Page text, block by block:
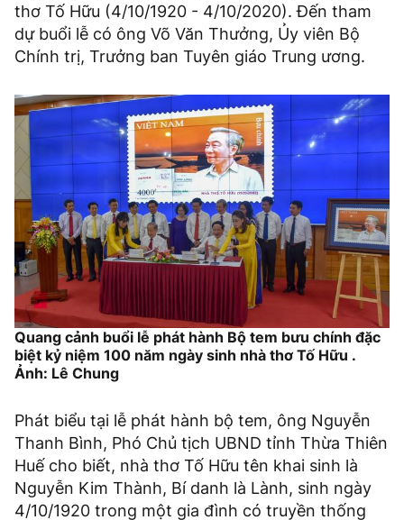
thơ Tố Hữu (4/10/1920 - 4/10/2020). Đến tham
dự buổi lễ có ông Võ Văn Thưởng, Ủy viên Bộ
Chính trị, Trưởng ban Tuyên giáo Trung ương.
Quang cảnh buổi lễ phát hành Bộ tem bưu chính đặc
biệt kỷ niệm 100 năm ngày sinh nhà thơ Tố Hữu .
Ảnh: Lê Chung
Phát biểu tại lễ phát hành bộ tem, ông Nguyễn
Thanh Bình, Phó Chủ tịch UBND tỉnh Thừa Thiên
Huế cho biết, nhà thơ Tố Hữu tên khai sinh là
Nguyễn Kim Thành, Bí danh là Lành, sinh ngày
4/10/1920 trong một gia đình có truyền thống